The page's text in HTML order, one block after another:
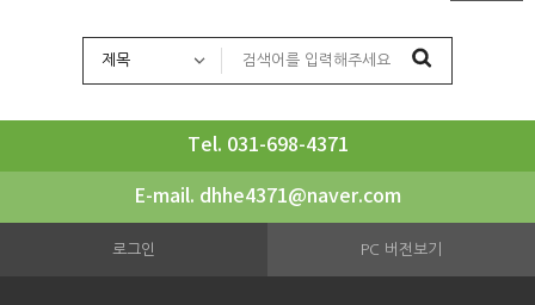
Tel. 031-698-4371
E-mail. dhhe4371@naver.com
로그인 PC 버전보기